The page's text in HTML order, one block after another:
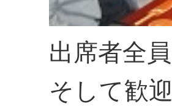
出席者全
そして歓